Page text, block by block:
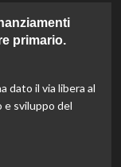
primario.
dato il via libera al
e sviluppo del